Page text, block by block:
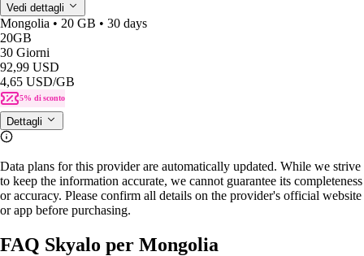
Vedi dettagli
Mongolia • 20 GB • 30 days
20GB
30 Giorni
92,99 USD
4,65 USD/GB
5% di sconto
Dettagli
Data plans for this provider are automatically updated. While we strive
to keep the information accurate, we cannot guarantee its completeness
or accuracy. Please confirm all details on the provider's official website
or app before purchasing.
FAQ Skyalo per Mongolia